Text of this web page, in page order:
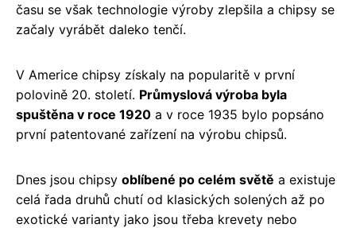
času se však technologie výroby zlepšila a chipsy se
začaly vyrábět daleko tenčí.
V Americe chipsy získaly na popularitě v první
polovině 20. století. Průmyslová výroba byla
spuštěna v roce 1920 a v roce 1935 bylo popsáno
první patentované zařízení na výrobu chipsů.
Dnes jsou chipsy oblíbené po celém světě a existuje
celá řada druhů chutí od klasických solených až po
exotické varianty jako jsou třeba krevety nebo